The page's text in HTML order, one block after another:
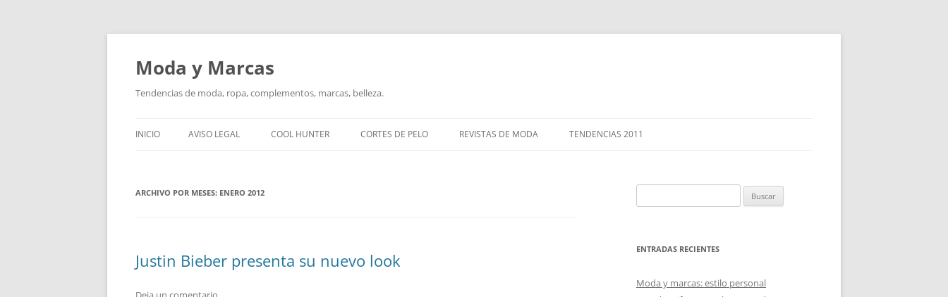
Saltar
contenido
Moda y Marcas
Tendencias de moda, ropa, complementos, marcas, belleza.
INICIO AVISO LEGAL COOL HUNTER CORTES DE PELO REVISTAS DE MODA TENDENCIAS 2011
ARCHIVO POR MESES: ENERO 2012
Justin Bieber presenta su nuevo look
ENTRADAS RECIENTES
Moda y marcas: estilo personal